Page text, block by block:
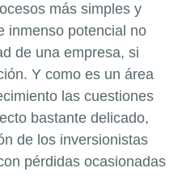
más simples y
inmenso potencial no
de una empresa, si
Y como es un área
las cuestiones
bastante delicado,
de los inversionistas
pérdidas ocasionadas